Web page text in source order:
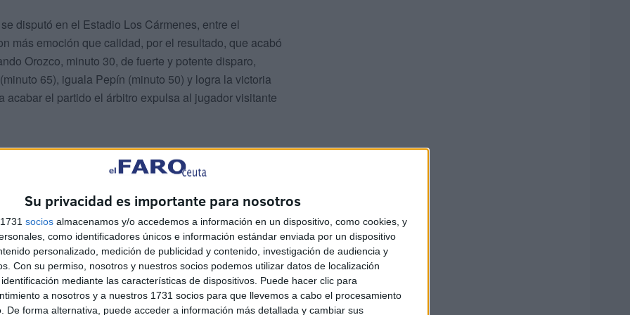
Su privacidad es importante para nosotros
socios almacenamos y/o accedemos a información en un dispositivo, como cookies, y
como identificadores únicos e información estándar enviada por un dispositivo
personalizado, medición de publicidad y contenido, investigación de audiencia y
Con su permiso, nosotros y nuestros socios podemos utilizar datos de localización
mediante las características de dispositivos. Puede hacer clic para
a nosotros y a nuestros 1731 socios para que llevemos a cabo el procesamiento
De forma alternativa, puede acceder a información más detallada y cambiar sus
disputó en el Estadio Los Cármenes, entre el
más emoción que calidad, por el resultado, que acabó
Orozco, minuto 30, de fuerte y potente disparo,
65), iguala Pepín (minuto 50) y logra la victoria
el partido el árbitro expulsa al jugador visitante
Pedrito, Hita, Sueza, Castillo, Martínez, Enrique,
Monti, Riffi, Mendoza, Orozco, Barreda, León y